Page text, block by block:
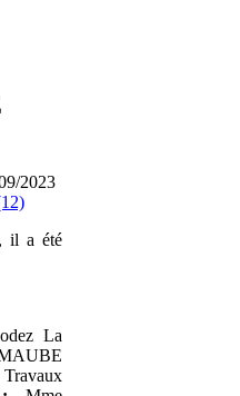
2023
il a été
La
Travaux